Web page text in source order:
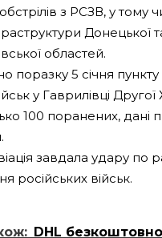
з РСЗВ, у тому
Донецької
областей.
поразку 5 січня пункту
у Гаврилівці
100 поранених, дані
завдала удару по
російських військ.
DHL безкоштовно